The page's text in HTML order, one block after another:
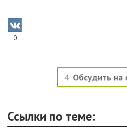
0
4 Обсудить на
Ссылки по теме: